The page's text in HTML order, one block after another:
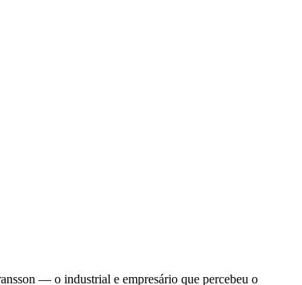
— o industrial e empresário que percebeu o